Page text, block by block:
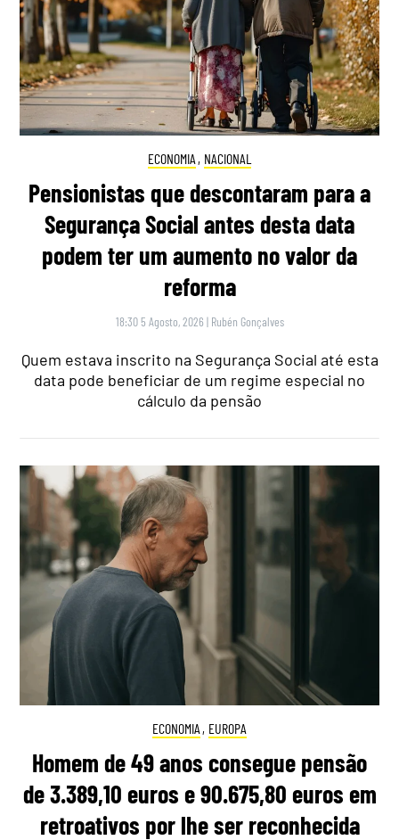
ECONOMIA , NACIONAL
Pensionistas que descontaram para a
Segurança Social antes desta data
podem ter um aumento no valor da
reforma
18:30 5 Agosto, 2026 | Rubén Gonçalves
Quem estava inscrito na Segurança Social até esta
data pode beneficiar de um regime especial no
cálculo da pensão
ECONOMIA , EUROPA
Homem de 49 anos consegue pensão
de 3.389,10 euros e 90.675,80 euros em
retroativos por lhe ser reconhecida